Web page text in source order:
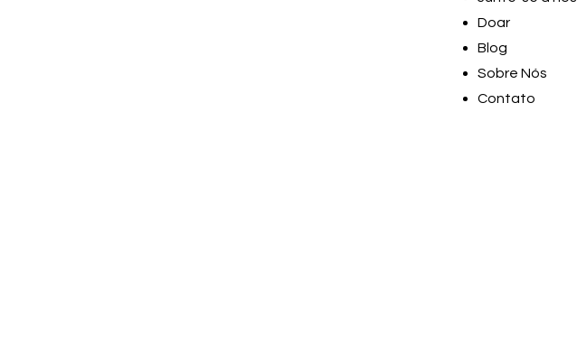
Doar
Blog
Sobre Nós
Contato